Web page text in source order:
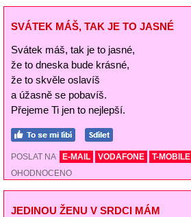
SVÁTEK MÁŠ, TAK JE TO JASNÉ
Svátek máš, tak je to jasné,
že to dneska bude krásné,
že to skvěle oslavíš
a úžasně se pobavíš.
Přejeme Ti jen to nejlepší.
POSLAT NA E-MAIL VODAFONE T-MOBILE
OHODNOCENO
JEDINOU ŽENU V SRDCI MÁM